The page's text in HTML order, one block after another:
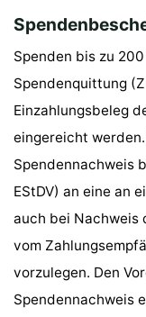
Spenden bis zu
Spendenquittung
Einzahlungsbeleg
eingereicht
Spendennachweis
EStDV) an eine an
auch bei Nachweis
vom
vorzulegen. Den
Spendennachweis